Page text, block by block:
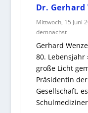
Dr. Gerhard
Mittwoch, 15 Juni
demnächst
Gerhard
80.
große Licht
Präsidentin
Gesellschaft,